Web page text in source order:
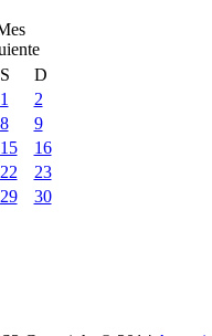
S
D
1
2
8
9
15
16
22
23
29
30